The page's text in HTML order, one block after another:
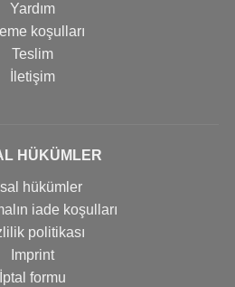
Yardım
koşulları
Teslim
İletişim
HÜKÜMLER
hükümler
iade koşulları
politikası
Imprint
İptal formu